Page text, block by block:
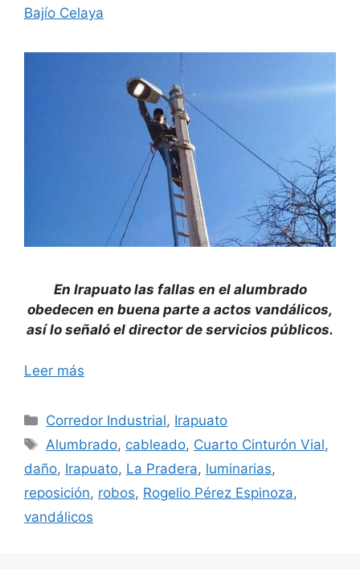
Bajío Celaya
En Irapuato las fallas en el alumbrado
obedecen en buena parte a actos vandálicos,
así lo señaló el director de servicios públicos.
Leer más
Categorías
Corredor Industrial, Irapuato
Etiquetas
Alumbrado, cableado, Cuarto Cinturón Vial,
daño, Irapuato, La Pradera, luminarias,
reposición, robos, Rogelio Pérez Espinoza,
vandálicos